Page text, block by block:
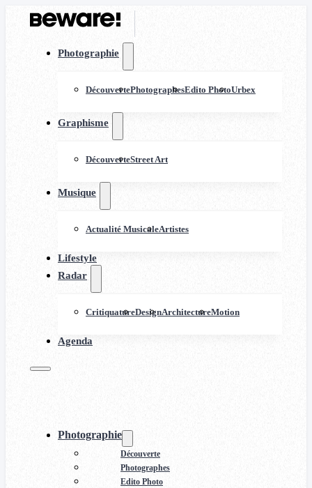
Photographie
DécouvertePhotographesEdito PhotoUrbex
Graphisme
DécouverteStreet Art
Musique
Actualité MusicaleArtistes
Lifestyle
Radar
CritiquatureDesignArchitectureMotion
Agenda
Photographie
Découverte
Photographes
Edito Photo